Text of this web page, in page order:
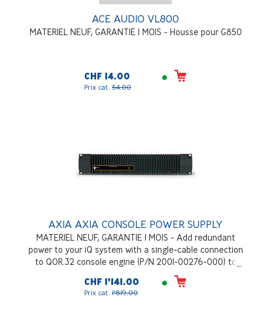
ACE AUDIO VL800
MATERIEL NEUF, GARANTIE 1 MOIS - Housse pour G850
CHF 14.00
Prix cat. 54.00
AXIA AXIA CONSOLE POWER SUPPLY
MATERIEL NEUF, GARANTIE 1 MOIS - Add redundant
power to your iQ system with a single-cable connection
to QOR.32 console engine (P/N 2001-00276-000) to
provide backup power with automatic switching, auto-
sensing power supply, 100VAC to 240VAC, 50 Hz to 60
Hz. 250 Watts, rackmount, 2RU
CHF 1'141.00
Prix cat. 1'819.00